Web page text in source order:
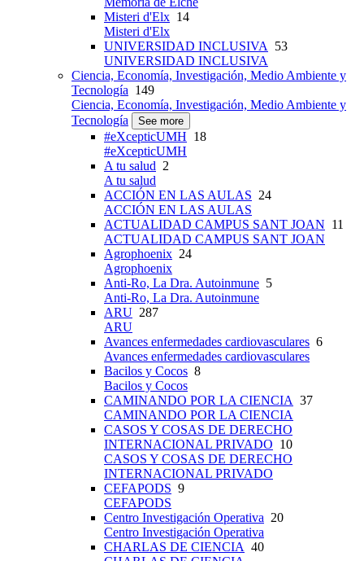
Misteri d'Elx 14
Misteri d'Elx
UNIVERSIDAD INCLUSIVA
53
UNIVERSIDAD INCLUSIVA
Ciencia, Economía, Investigación, Medio Ambiente y
Tecnología 149
Ciencia, Economía, Investigación, Medio Ambiente y
Tecnología
See more
#eXcepticUMH 18
#eXcepticUMH
A tu salud 2
A tu salud
ACCIÓN EN LAS AULAS 24
ACCIÓN EN LAS AULAS
ACTUALIDAD CAMPUS SANT JOAN 11
ACTUALIDAD CAMPUS SANT JOAN
Agrophoenix 24
Agrophoenix
Anti-Ro, La Dra. Autoinmune 5
Anti-Ro, La Dra. Autoinmune
ARU 287
ARU
Avances enfermedades cardiovasculares 6
Avances enfermedades cardiovasculares
Bacilos y Cocos 8
Bacilos y Cocos
CAMINANDO POR LA CIENCIA 37
CAMINANDO POR LA CIENCIA
CASOS Y COSAS DE DERECHO
INTERNACIONAL PRIVADO 10
CASOS Y COSAS DE DERECHO
INTERNACIONAL PRIVADO
CEFAPODS 9
CEFAPODS
Centro Investigación Operativa 20
Centro Investigación Operativa
CHARLAS DE CIENCIA 40